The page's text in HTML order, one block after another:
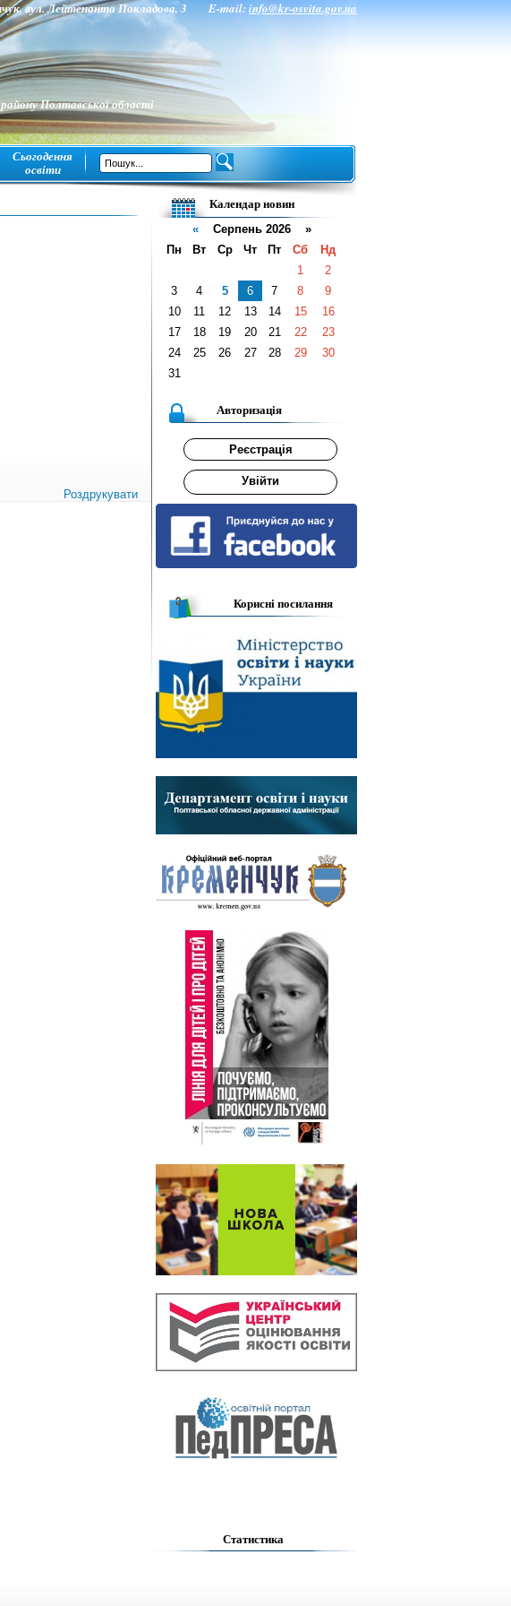
вул. Лейтенанта Покладова, 3 E-mail:info@kr-osvita.gov.ua
Полтавської області
Сьогодення
освіти
Роздрукувати
Календар новин
«Серпень 2026 »
Пн
Вт Ср Чт Пт Сб
Нд
1
2
3
4 5 6 7 8
9
10
11 12 13 14 15
16
17
18 19 20 21 22
23
24
25 26 27 28 29
30
31
Авторизація
Реєстрація
Увійти
Корисні посилання
Статистика